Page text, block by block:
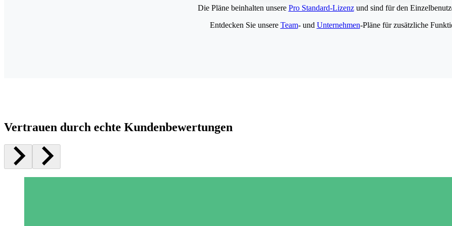
Die Pläne beinhalten unsere Pro Standard-Lizenzund sind für den
Entdecken Sie unsere Team- und Unternehmen-Pläne für zusätzliche
Vertrauen durch echte Kundenbewertungen